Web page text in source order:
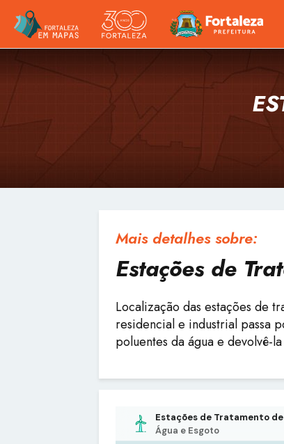
Mais detalhes sobre:
Estações de
Localização das estações de
residencial e industrial passa
poluentes da água e devolvê-